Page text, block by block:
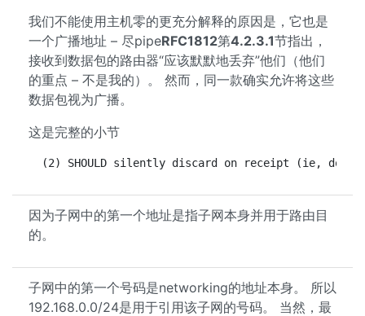
我们不能使用主机零的更充分解释的原因是，它也是
一个广播地址 – 尽pipeRFC1812第4.2.3.1节指出，
接收到数据包的路由器“应该默默地丢弃”他们（他们
的重点 – 不是我的）。 然而，同一款确实允许将这些
数据包视为广播。
这是完整的小节
(2) SHOULD silently discard on receipt (ie, do
因为子网中的第一个地址是指子网本身并用于路由目
的。
子网中的第一个号码是networking的地址本身。 所以
192.168.0.0/24是用于引用该子网的号码。 当然，最